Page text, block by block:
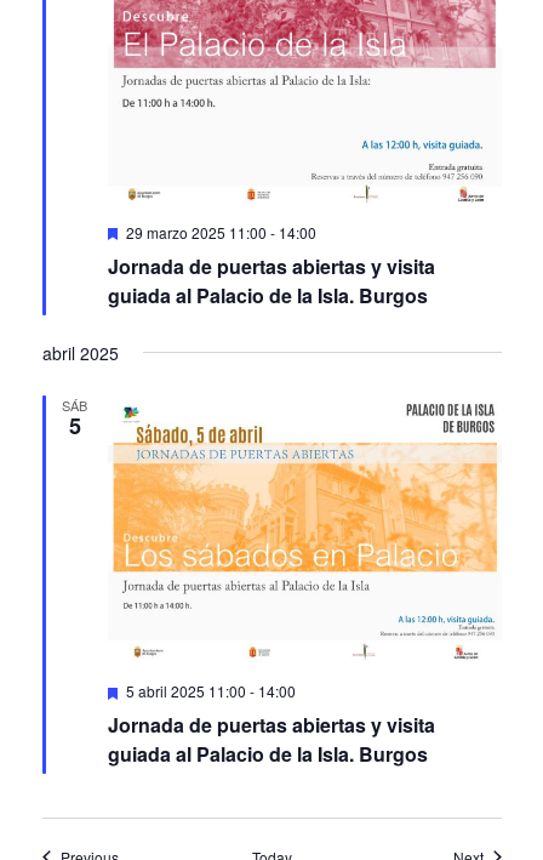
Featured
29 marzo 2025 11:00-
Jornada de puertas abiertas y visita
guiada al Palacio de la Isla. Burgos
abril 2025
5
Featured
5 abril 2025 11:00 -14:00
Jornada de puertas abiertas y visita
guiada al Palacio de la Isla. Burgos
PreviousEvents Today NextEvents